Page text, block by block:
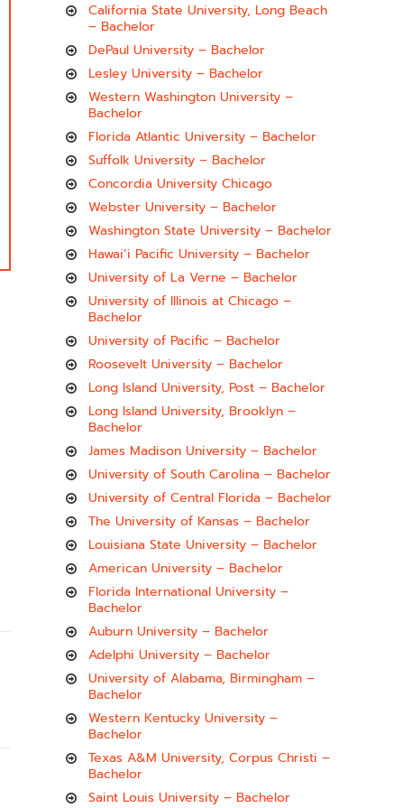
California State University, Long Beach
– Bachelor
DePaul University – Bachelor
Lesley University – Bachelor
Western Washington University –
Bachelor
Florida Atlantic University – Bachelor
Suffolk University – Bachelor
Concordia University Chicago
Webster University – Bachelor
Washington State University – Bachelor
Hawai’i Pacific University – Bachelor
University of La Verne – Bachelor
University of Illinois at Chicago –
Bachelor
University of Pacific – Bachelor
Roosevelt University – Bachelor
Long Island University, Post – Bachelor
Long Island University, Brooklyn –
Bachelor
James Madison University – Bachelor
University of South Carolina – Bachelor
University of Central Florida – Bachelor
The University of Kansas – Bachelor
Louisiana State University – Bachelor
American University – Bachelor
Florida International University –
Bachelor
Auburn University – Bachelor
Adelphi University – Bachelor
University of Alabama, Birmingham –
Bachelor
Western Kentucky University –
Bachelor
Texas A&M University, Corpus Christi –
Bachelor
Saint Louis University – Bachelor